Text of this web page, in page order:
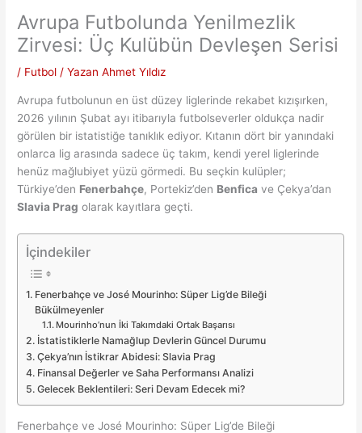
Avrupa Futbolunda Yenilmezlik
Zirvesi: Üç Kulübün Devleşen Serisi
/ Futbol / Yazan Ahmet Yıldız
Avrupa futbolunun en üst düzey liglerinde rekabet kızışırken,
2026 yılının Şubat ayı itibarıyla futbolseverler oldukça nadir
görülen bir istatistiğe tanıklık ediyor. Kıtanın dört bir yanındaki
onlarca lig arasında sadece üç takım, kendi yerel liglerinde
henüz mağlubiyet yüzü görmedi. Bu seçkin kulüpler;
Türkiye’den Fenerbahçe, Portekiz’den Benfica ve Çekya’dan
Slavia Prag olarak kayıtlara geçti.
İçindekiler
Fenerbahçe ve José Mourinho: Süper Lig’de Bileği
Bükülmeyenler
Mourinho’nun İki Takımdaki Ortak Başarısı
İstatistiklerle Namağlup Devlerin Güncel Durumu
Çekya’nın İstikrar Abidesi: Slavia Prag
Finansal Değerler ve Saha Performansı Analizi
Gelecek Beklentileri: Seri Devam Edecek mi?
Fenerbahçe ve José Mourinho: Süper Lig’de Bileği